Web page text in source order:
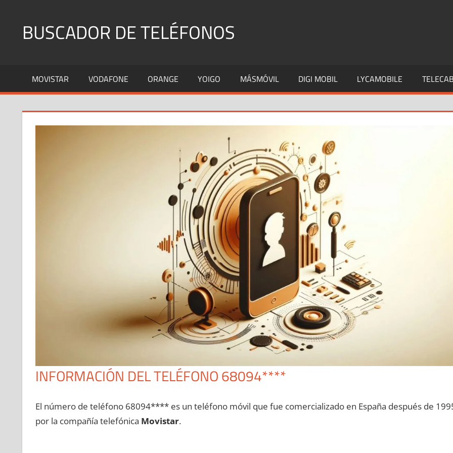
contenidoBUSCADOR DE TELÉFONOS
Fijos
y
MOVISTAR VODAFONE ORANGE YOIGO MÁSMÓVIL DIGI MOBIL LYCAMOBILE
INFORMACIÓN DEL TELÉFONO 68094****
El número dе teléfono 68094**** es un teléfono móvil quе fue comercializado en España después dе
pοr la compañía telefónica Movistar.